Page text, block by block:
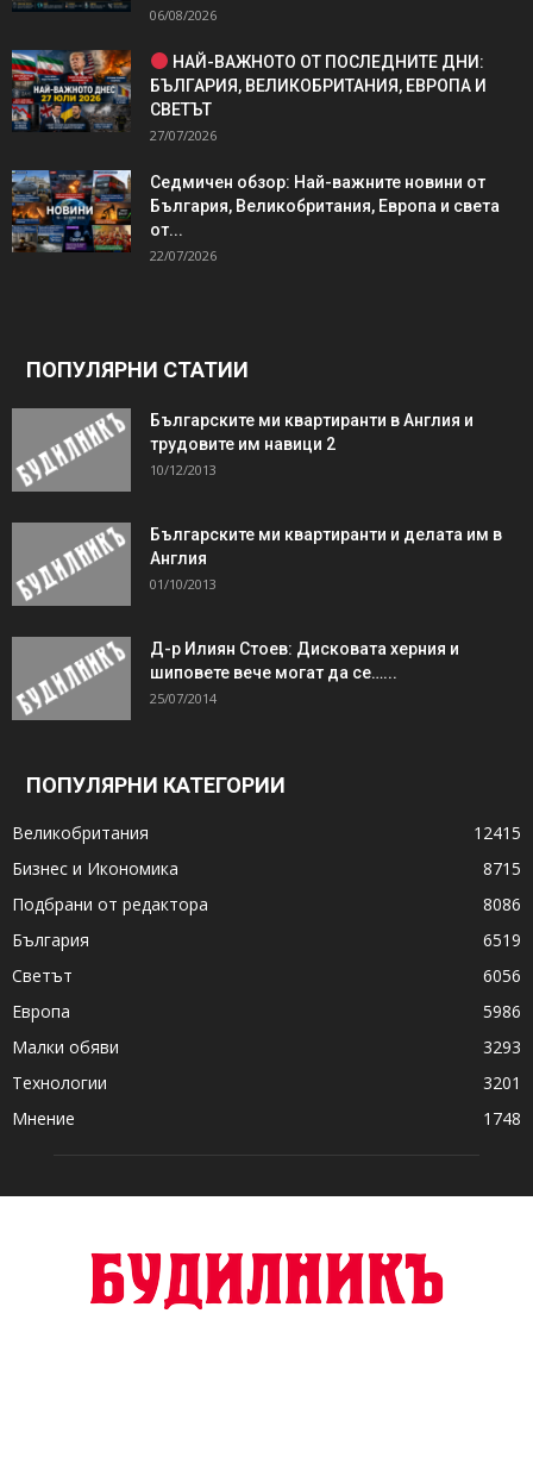
06/08/2026
НАЙ-ВАЖНОТО ОТ ПОСЛЕДНИТЕ ДНИ:
БЪЛГАРИЯ, ВЕЛИКОБРИТАНИЯ, ЕВРОПА И
СВЕТЪТ
27/07/2026
Седмичен обзор: Най-важните новини от
България, Великобритания, Европа и света
от...
22/07/2026
ПОПУЛЯРНИ СТАТИИ
Българските ми квартиранти в Англия и
трудовите им навици 2
10/12/2013
Българските ми квартиранти и делата им в
Англия
01/10/2013
Д-р Илиян Стоев: Дисковата херния и
шиповете вече могат да се…...
25/07/2014
ПОПУЛЯРНИ КАТЕГОРИИ
Великобритания
12415
Бизнес и Икономика
8715
Подбрани от редактора
8086
България
6519
Светът
6056
Европа
5986
Малки обяви
3293
Технологии
3201
Мнение
1748